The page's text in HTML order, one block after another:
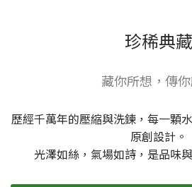
珍稀典藏
藏你所想，傳
歷經千萬年的壓縮與洗鍊，每一顆
原創設計。
光澤如絲，氣場如詩，是品味